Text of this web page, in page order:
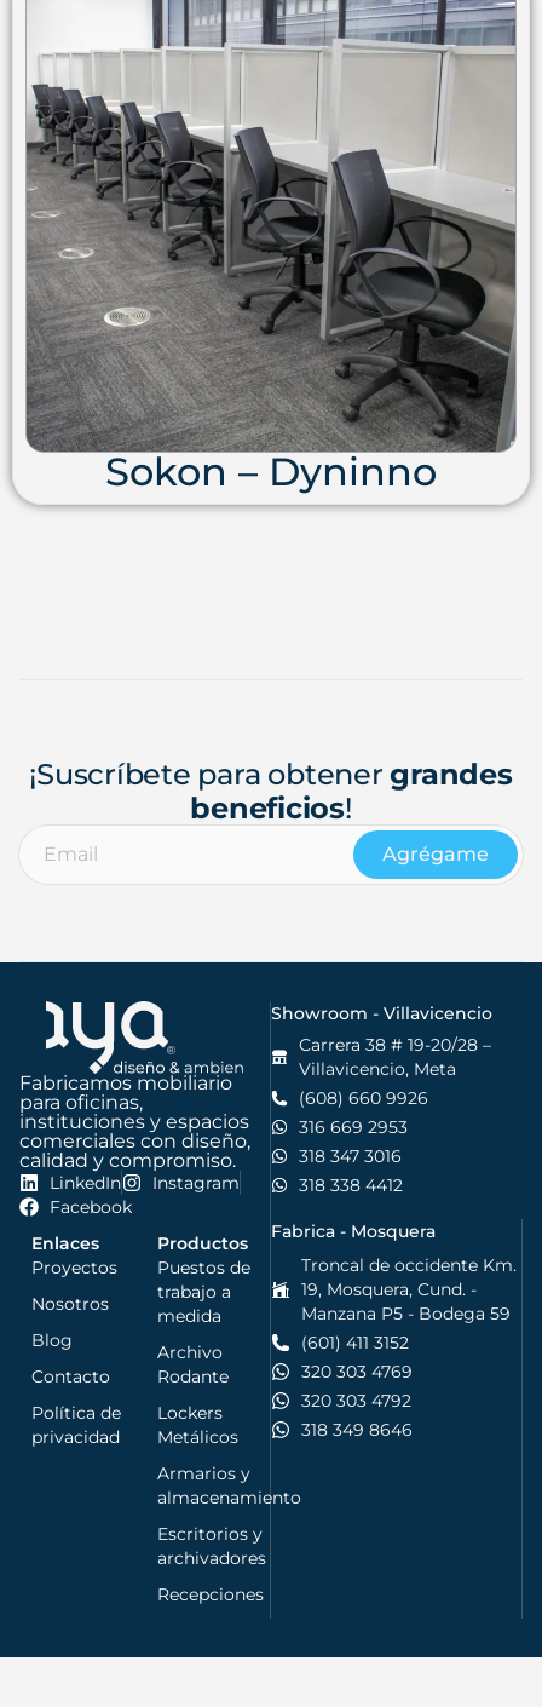
Sokon – Dyninno
¡Suscríbete para obtenergrandes
beneficios!
Agrégame
Fabricamos mobiliario
para oficinas,
instituciones y espacios
comerciales con diseño,
calidad y compromiso.
LinkedIn
Instagram
Facebook
Enlaces
Proyectos
Nosotros
Blog
Contacto
Política de
privacidad
Productos
Puestos de
trabajo a
medida
Archivo
Rodante
Lockers
Metálicos
Armarios y
almacenamiento
Escritorios y
archivadores
Recepciones
Fabrica - Mosquera
Troncal de occidente Km.
19, Mosquera, Cund. -
Manzana P5 - Bodega 59
(601) 411 3152
320 303 4769
320 303 4792
318 349 8646
Showroom - Villavicencio
Carrera 38 # 19-20/28 –
Villavicencio, Meta
(608) 660 9926
316 669 2953
318 347 3016
318 338 4412